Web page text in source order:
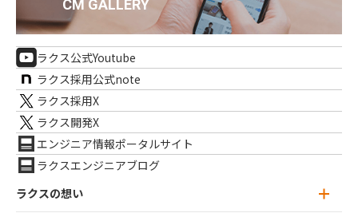
ラクス公式Youtube
ラクス採用公式note
ラクス採用X
ラクス開発X
エンジニア情報ポータルサイト
ラクスエンジニアブログ
ラクスの想い